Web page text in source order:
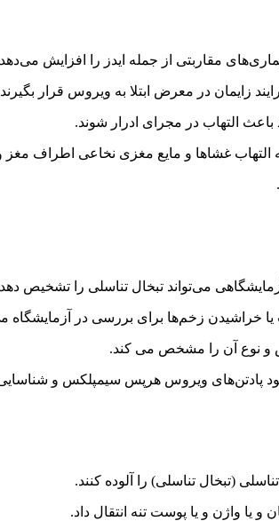
مقاربتی از جمله ایدز را افزایش
زایمان در معرض ابتلا به ویروس قرار
التهاب در مجرای ادرار شوند.
غشاها و مایع مغزی نخاعی اطراف
می‌تواند تبخال تناسلی را تشخیص
خراشیدن زخم‌ها برای بررسی در آزمایشگاه
و نوع آن را مشخص می کند.
پادتن‌های ویروس هرپس سیمپلکس و
(تبخال تناسلی) را آلوده کنند.
یا واژن و یا پوست تنه انتقال داد.